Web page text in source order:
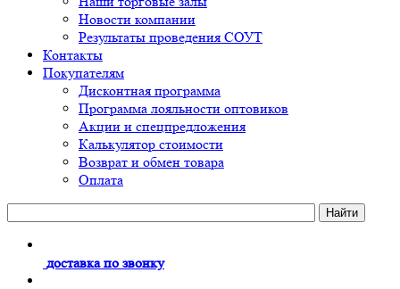
Новости компании
Результаты проведения СОУТ
Контакты
Покупателям
Дисконтная программа
Программа лояльности оптовиков
Акции и спецпредложения
Калькулятор стоимости
Возврат и обмен товара
Оплата
доставка по звонку